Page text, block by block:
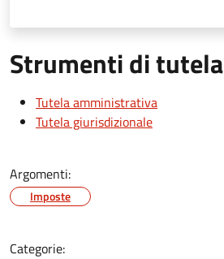
Strumenti di tutela
Tutela amministrativa
Tutela giurisdizionale
Argomenti:
Imposte
Categorie: